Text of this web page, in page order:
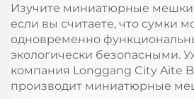
повседневная
реклама
Изучите миниатюрные
если вы считаете, что сумки
одновременно
экологически безопасными.
компания Longgang City Aite
производит миниатюрные